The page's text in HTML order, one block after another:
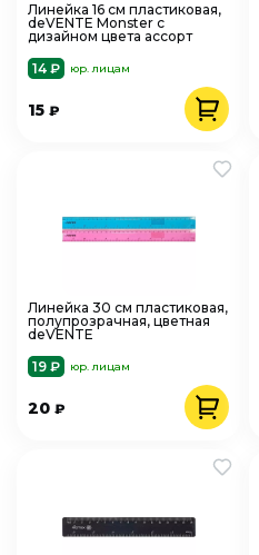
Линейка 16 см пластиковая,
deVENTE Monster с
дизайном цвета ассорт
14 ₽
юр. лицам
15 ₽
Линейка 30 см пластиковая,
полупрозрачная, цветная
deVENTE
19 ₽
юр. лицам
20 ₽